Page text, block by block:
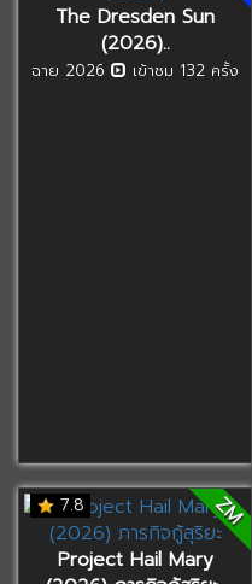
The Dresden Sun
(2026)..
ฉาย 2026 เข้าชม 132 ครั้ง
7.8 ZM
Project Hail Mary